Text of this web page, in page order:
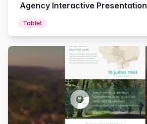
Agency Interactive Presentation
Tablet